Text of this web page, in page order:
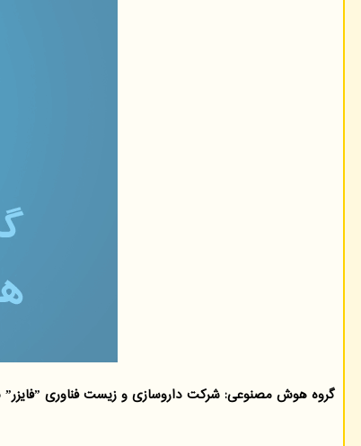
گروه هوش مصنوعی: شرکت داروسازی و زیست فناوری ˮفایزرˮ نزدیک به 120 میلیون دلار برای خرید شرکتی که ادعا می کند اپلیکیشن آن کووید-19را از سرفه تشخیص می دهد، پرداخت کرده است.